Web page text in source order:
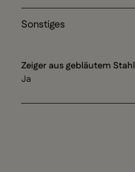
Sonstiges
Zeiger aus gebläutem Stahl
Ja